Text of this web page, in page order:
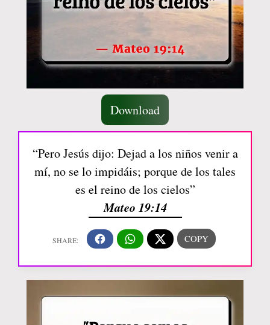
Download
“Pero Jesús dijo: Dejad a los niños venir a
mí, no se lo impidáis; porque de los tales
es el reino de los cielos”
Mateo 19:14